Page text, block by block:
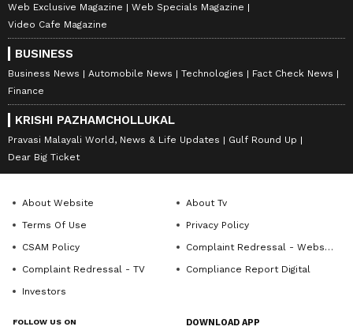
Web Exclusive Magazine
Web Specials Magazine
Video Cafe Magazine
BUSINESS
Business News Automobile News Technologies
Fact Check News
Finance
KRISHI PAZHAMCHOLLUKAL
Pravasi Malayali World, News & Life Updates
Gulf Round Up
Dear Big Ticket
About Website
About Tv
Terms Of Use
Privacy Policy
CSAM Policy
Complaint Redressal - Website
Complaint Redressal - TV
Compliance Report Digital
Investors
FOLLOW US ON DOWNLOAD APP